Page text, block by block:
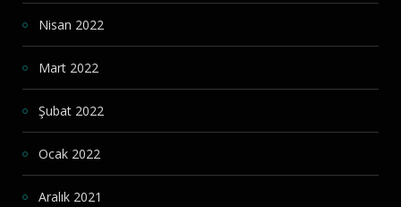
Nisan 2022
Mart 2022
Şubat 2022
Ocak 2022
Aralık 2021